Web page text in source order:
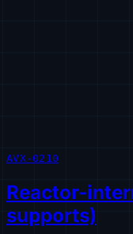
AVX-0210
Reactor-
supports)